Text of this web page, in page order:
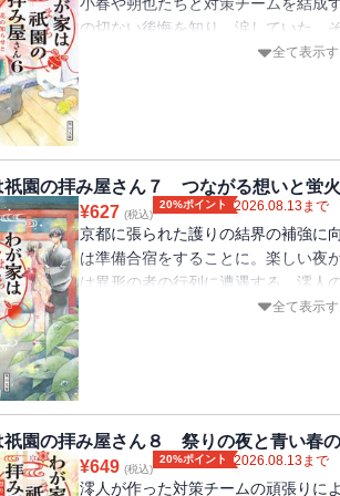
の切ない後悔を知り、涙していた。
全て表示
祇園の拝み屋さん７ つながる想いと蛍
¥627 (税込)
20%ポイント 2026.08.13まで
京都に張られた護りの結界の補強に
は準備合宿をすることに。楽しい夜
は異形の者の行列に遭遇する。澪人
結界を張り直さないと京都に『魔』
全て表示
祇園の拝み屋さん８ 祭りの夜と青い春
¥649 (税込)
20%ポイント 2026.08.13まで
澪人が作った対策チームの頑張りに